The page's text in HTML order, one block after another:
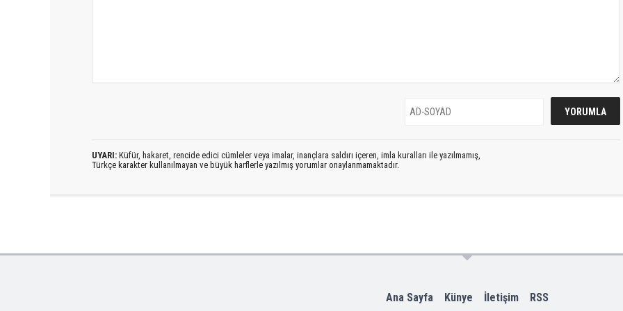
UYARI: Küfür, hakaret, rencide edici cümleler veya imalar, inançlara saldırı içeren, imla kuralları ile yazılmamış,
Türkçe karakter kullanılmayan ve büyük harflerle yazılmış yorumlar onaylanmamaktadır.
Ana Sayfa Künye İletişim RSS